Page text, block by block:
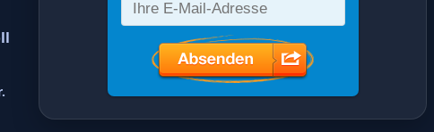
(NDP) Freimarken für den
1/4 Gr hellrotviolett bis rotlila,